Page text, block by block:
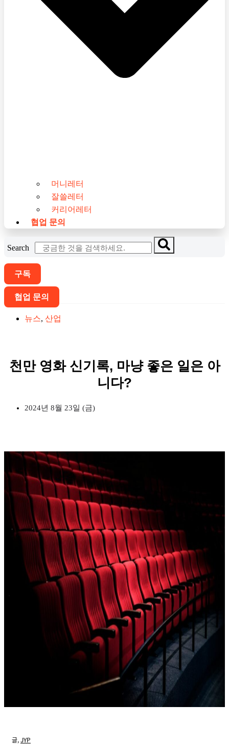
머니레터
잘쓸레터
커리어레터
협업 문의
Search
구독
협업 문의
뉴스, 산업
천만 영화 신기록, 마냥 좋은 일은 아
니다?
2024년 8월 23일 (금)
글,JYP